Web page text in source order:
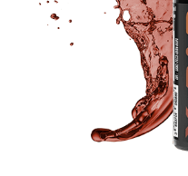
DEVENIR REVENDEUR